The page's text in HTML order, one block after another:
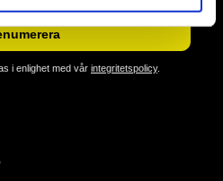
i enlighet med vår integritetspolicy.